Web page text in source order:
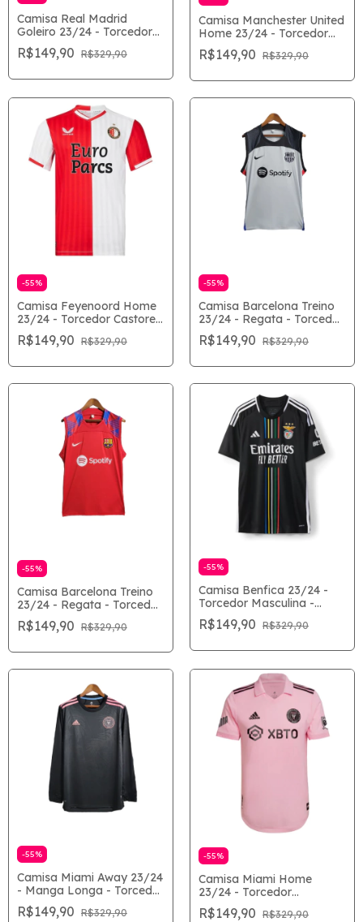
Camisa Real Madrid
Goleiro 23/24 - Torcedor
Masculina - Preto
R$149,90 R$329,90
Camisa Manchester United
Home 23/24 - Torcedor
Masculina - Vermelho
R$149,90 R$329,90
-55%
Camisa Feyenoord Home
23/24 - Torcedor Castore
Masculina - Branco e
Vermelho
R$149,90 R$329,90
-55%
Camisa Barcelona Treino
23/24 - Regata - Torcedor
Masculina - Cinza
R$149,90 R$329,90
-55%
Camisa Barcelona Treino
23/24 - Regata - Torcedor
Masculina - Vermelho
R$149,90 R$329,90
-55%
Camisa Benfica 23/24 -
Torcedor Masculina -
Preto
R$149,90 R$329,90
-55%
Camisa Miami Away 23/24
- Manga Longa - Torcedor
Masculina - Preto
R$149,90 R$329,90
-55%
Camisa Miami Home
23/24 - Torcedor
Masculina - Rosa
R$149,90 R$329,90